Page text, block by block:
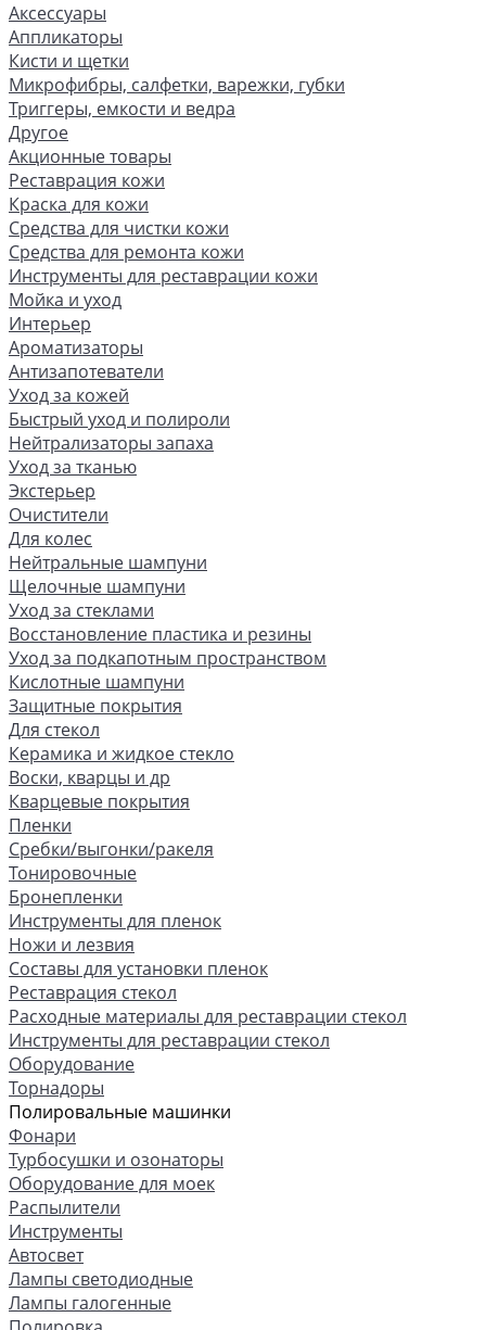
Аксессуары
Аппликаторы
Кисти и щетки
Микрофибры, салфетки, варежки, губки
Триггеры, емкости и ведра
Другое
Акционные товары
Реставрация кожи
Краска для кожи
Средства для чистки кожи
Средства для ремонта кожи
Инструменты для реставрации кожи
Мойка и уход
Интерьер
Ароматизаторы
Антизапотеватели
Уход за кожей
Быстрый уход и полироли
Нейтрализаторы запаха
Уход за тканью
Экстерьер
Очистители
Для колес
Нейтральные шампуни
Щелочные шампуни
Уход за стеклами
Восстановление пластика и резины
Уход за подкапотным пространством
Кислотные шампуни
Защитные покрытия
Для стекол
Керамика и жидкое стекло
Воски, кварцы и др
Кварцевые покрытия
Пленки
Сребки/выгонки/ракеля
Тонировочные
Бронепленки
Инструменты для пленок
Ножи и лезвия
Составы для установки пленок
Реставрация стекол
Расходные материалы для реставрации стекол
Инструменты для реставрации стекол
Оборудование
Торнадоры
Полировальные машинки
Фонари
Турбосушки и озонаторы
Оборудование для моек
Распылители
Инструменты
Автосвет
Лампы светодиодные
Лампы галогенные